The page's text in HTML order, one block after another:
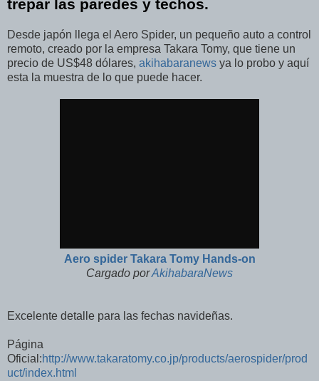
trepar las paredes y techos.
Desde japón llega el Aero Spider, un pequeño auto a control
remoto, creado por la empresa Takara Tomy, que tiene un
precio de US$48 dólares, akihabaranews ya lo probo y aquí
esta la muestra de lo que puede hacer.
Aero spider Takara Tomy Hands-on
Cargado porAkihabaraNews
Excelente detalle para las fechas navideñas.
Página
Oficial:http://www.takaratomy.co.jp/products/aerospider/prod
uct/index.html